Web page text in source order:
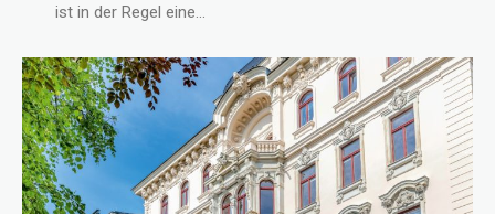
ist in der Regel eine...